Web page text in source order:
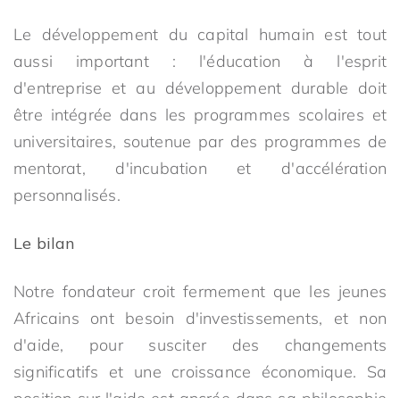
Le développement du capital humain est tout
aussi important : l'éducation à l'esprit
d'entreprise et au développement durable doit
être intégrée dans les programmes scolaires et
universitaires, soutenue par des programmes de
mentorat, d'incubation et d'accélération
personnalisés.
Le bilan
Notre fondateur croit fermement que les jeunes
Africains ont besoin d'investissements, et non
d'aide, pour susciter des changements
significatifs et une croissance économique. Sa